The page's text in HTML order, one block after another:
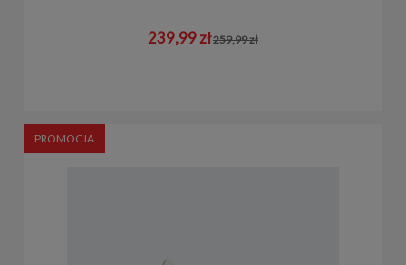
239,99 zł259,99 zł
PROMOCJA